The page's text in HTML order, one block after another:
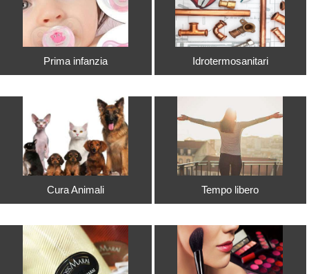
Idrotermosanitari
Prima infanzia
Tempo libero
Cura Animali